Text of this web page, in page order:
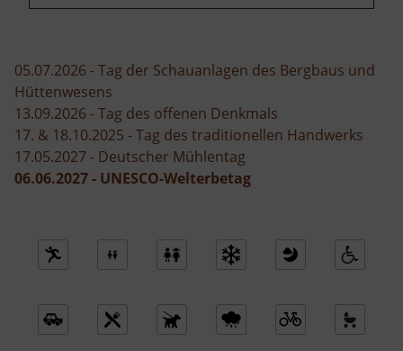
05.07.2026 - Tag der Schauanlagen des Bergbaus und
Hüttenwesens
13.09.2026 - Tag des offenen Denkmals
17. & 18.10.2025 - Tag des traditionellen Handwerks
17.05.2027 - Deutscher Mühlentag
06.06.2027 - UNESCO-Welterbetag